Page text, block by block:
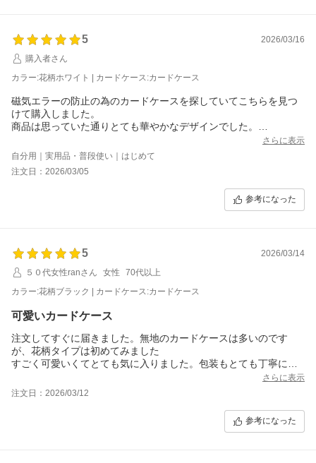
5
2026/03/16
購入者さん
カラー:花柄ホワイト | カードケース:カードケース
磁気エラーの防止の為のカードケースを探していてこちらを見つ
けて購入しました。
商品は思っていた通りとても華やかなデザインでした。
さらに表示
自分用｜実用品・普段使い｜はじめて
注文日：2026/03/05
参考になった
5
2026/03/14
５０代女性ranさん
女性
70代以上
カラー:花柄ブラック | カードケース:カードケース
可愛いカードケース
注文してすぐに届きました。無地のカードケースは多いのです
が、花柄タイプは初めてみました
すごく可愛いくてとても気に入りました。包装もとても丁寧にし
ており良いお店だなとかんじました。また何かのときには お願
いしたいと思います。お世話になりました。
さらに表示
注文日：2026/03/12
参考になった